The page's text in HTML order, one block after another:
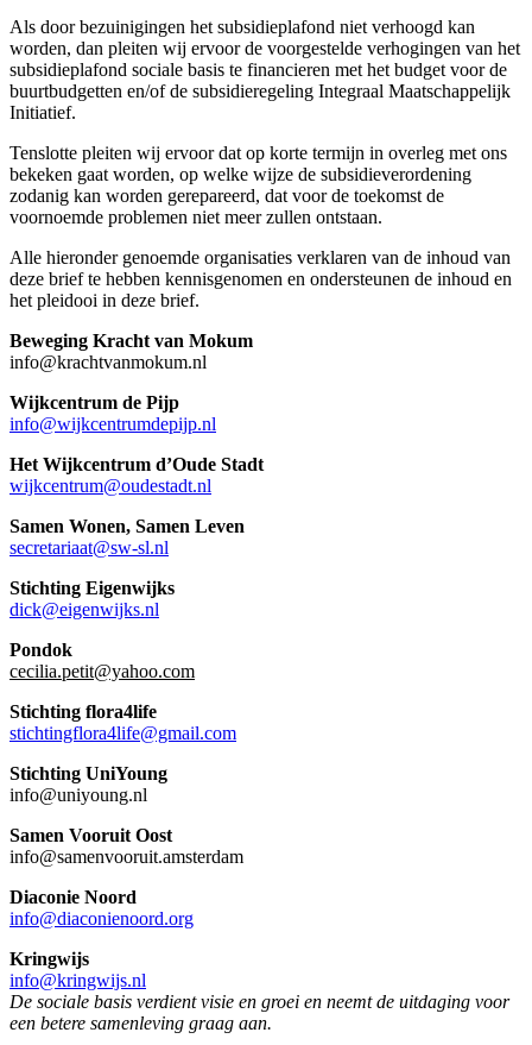
Als door bezuinigingen het subsidieplafond niet verhoogd kan
worden, dan pleiten wij ervoor de voorgestelde verhogingen van het
subsidieplafond sociale basis te financieren met het budget voor de
buurtbudgetten en/of de subsidieregeling Integraal Maatschappelijk
Initiatief.
Tenslotte pleiten wij ervoor dat op korte termijn in overleg met ons
bekeken gaat worden, op welke wijze de subsidieverordening
zodanig kan worden gerepareerd, dat voor de toekomst de
voornoemde problemen niet meer zullen ontstaan.
Alle hieronder genoemde organisaties verklaren van de inhoud van
deze brief te hebben kennisgenomen en ondersteunen de inhoud en
het pleidooi in deze brief.
Beweging Kracht van Mokum
info@krachtvanmokum.nl
Wijkcentrum de Pijp
info@wijkcentrumdepijp.nl
Het Wijkcentrum d’Oude Stadt
wijkcentrum@oudestadt.nl
Samen Wonen, Samen Leven
secretariaat@sw-sl.nl
Stichting Eigenwijks
dick@eigenwijks.nl
Pondok
cecilia.petit@yahoo.com
Stichting flora4life
stichtingflora4life@gmail.com
Stichting UniYoung
info@uniyoung.nl
Samen Vooruit Oost
info@samenvooruit.amsterdam
Diaconie Noord
info@diaconienoord.org
Kringwijs
info@kringwijs.nl
De sociale basis verdient visie en groei en neemt de uitdaging voor
een betere samenleving graag aan.